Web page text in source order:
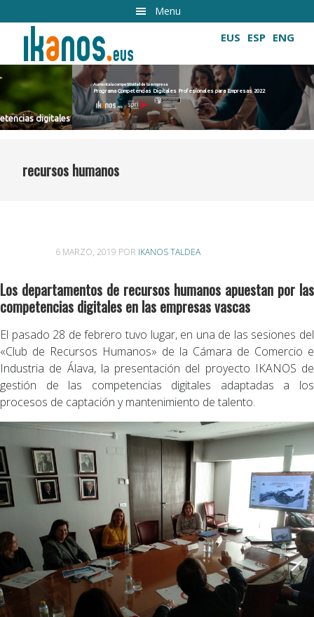
al
contenido
principal
Menu
EUS ESP ENG
Aumenta la competitividad de tu empresa
Programa Competencias Digitales Profesionales para Empresas 2022
Cultivando las competencias digitales
recursos humanos
6 MARZO, 2019 POR IKANOS TALDEA
Los departamentos de recursos humanos apuestan por las
competencias digitales en las empresas vascas
El pasado 28 de febrero tuvo lugar, en una de las sesiones del
«Club de Recursos Humanos» de la Cámara de Comercio e
Industria de Álava, la presentación del proyecto IKANOS de
gestión de las competencias digitales adaptadas a los
procesos de captación y mantenimiento de talento.